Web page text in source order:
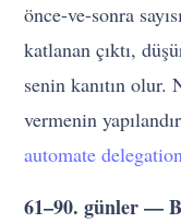
önce-ve-sonra
katlanan çıktı,
senin kanıtın olur.
vermenin
automate
61–90. günler —